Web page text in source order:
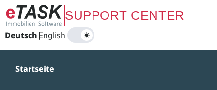
Zum Hauptinhalt springenSUPPORT CENTER
Deutsch|
English
Startseite